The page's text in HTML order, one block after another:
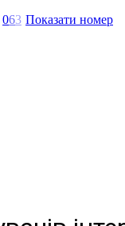
063 Показати номер